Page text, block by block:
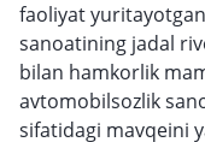
faoliyat
sanoatining jadal
bilan hamkorlik
avtomobilsozlik
sifatidagi mavqeini